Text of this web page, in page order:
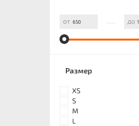
от до
Размер
XS
S
M
L